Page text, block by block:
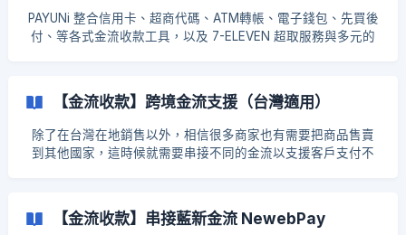
付款） 分期付款支付（僅支持綠界特約會員） 海外信用卡收款
（僅支持綠界特
PAYUNi 整合信用卡、超商代碼、ATM轉帳、電子錢包、先買後
付、等各式金流收款工具，以及 7-ELEVEN 超取服務與多元的
年費，收款後計收手續費。 ||| 若要在 EasyStore 使用 PAYUNi
金流，一定要透過 EasyStore 的專屬表單申請並且為年繳方
案。若你已經是 PAYUNi 用戶，也必須填寫表單方可在
EasyStore 使用 PAYUNi 金流。若後續想要在其他平台使用
PAYUNi 金流，需要另外再與 PAYUNi 申請，且不可再享有
【金流收款】跨境金流支援（台灣適用）
除了在台灣在地銷售以外，相信很多商家也有需要把商品售賣
到其他國家，這時候就需要串接不同的金流以支援客戶支付不
擬帳號等。商家也可以透過綠界科技讓國外的客戶可以刷卡付
款。 💡 小提醒：商家需要與綠界科技申請國外刷卡服務，然後
【金流收款】串接藍新金流 NewebPay